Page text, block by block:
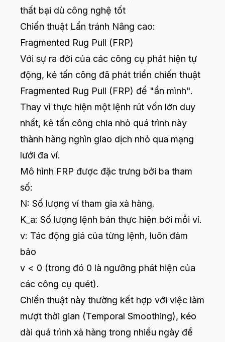
thất bại dù công nghệ tốt
Chiến thuật Lẩn tránh Nâng cao:
Fragmented Rug Pull (FRP)
Với sự ra đời của các công cụ phát hiện tự
động, kẻ tấn công đã phát triển chiến thuật
Fragmented Rug Pull (FRP) để "ẩn mình".
Thay vì thực hiện một lệnh rút vốn lớn duy
nhất, kẻ tấn công chia nhỏ quá trình này
thành hàng nghìn giao dịch nhỏ qua mạng
lưới đa ví.
Mô hình FRP được đặc trưng bởi ba tham
số:
N: Số lượng ví tham gia xả hàng.
K_a: Số lượng lệnh bán thực hiện bởi mỗi ví.
v: Tác động giá của từng lệnh, luôn đảm
bảo
v < 0 (trong đó 0 là ngưỡng phát hiện của
các công cụ quét).
Chiến thuật này thường kết hợp với việc làm
mượt thời gian (Temporal Smoothing), kéo
dài quá trình xả hàng trong nhiều ngày để